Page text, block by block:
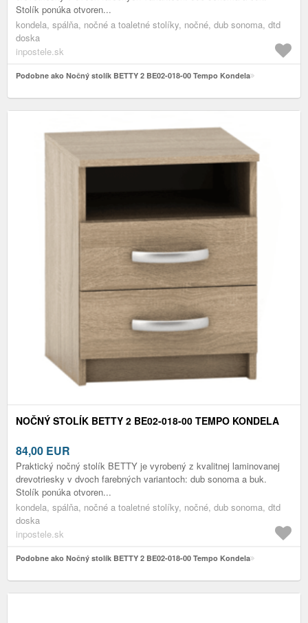
Stolík ponúka otvoren...
kondela, spálňa, nočné a toaletné stolíky, nočné, dub sonoma, dtd
doska
inpostele.sk
Podobne ako Nočný stolík BETTY 2 BE02-018-00 Tempo Kondela
NOČNÝ STOLÍK BETTY 2 BE02-018-00 TEMPO KONDELA
84,00 EUR
Praktický nočný stolík BETTY je vyrobený z kvalitnej laminovanej
drevotriesky v dvoch farebných variantoch: dub sonoma a buk.
Stolík ponúka otvoren...
kondela, spálňa, nočné a toaletné stolíky, nočné, dub sonoma, dtd
doska
inpostele.sk
Podobne ako Nočný stolík BETTY 2 BE02-018-00 Tempo Kondela